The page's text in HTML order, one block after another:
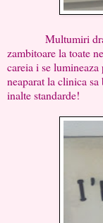
Multumiri
zambitoare la toate
careia i se
neaparat la clinica
inalte standarde!